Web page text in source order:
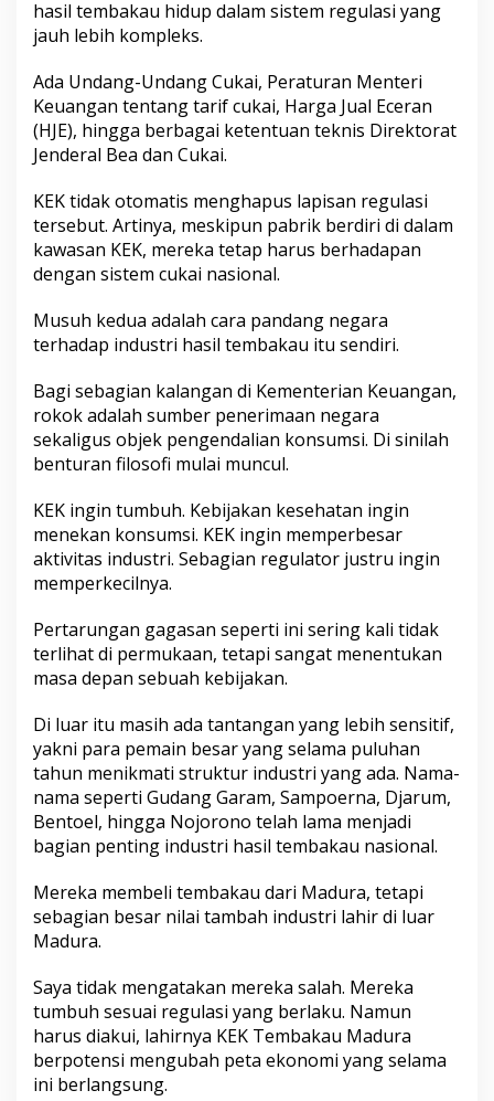
hasil tembakau hidup dalam sistem regulasi yang
jauh lebih kompleks.
Ada Undang-Undang Cukai, Peraturan Menteri
Keuangan tentang tarif cukai, Harga Jual Eceran
(HJE), hingga berbagai ketentuan teknis Direktorat
Jenderal Bea dan Cukai.
KEK tidak otomatis menghapus lapisan regulasi
tersebut. Artinya, meskipun pabrik berdiri di dalam
kawasan KEK, mereka tetap harus berhadapan
dengan sistem cukai nasional.
Musuh kedua adalah cara pandang negara
terhadap industri hasil tembakau itu sendiri.
Bagi sebagian kalangan di Kementerian Keuangan,
rokok adalah sumber penerimaan negara
sekaligus objek pengendalian konsumsi. Di sinilah
benturan filosofi mulai muncul.
KEK ingin tumbuh. Kebijakan kesehatan ingin
menekan konsumsi. KEK ingin memperbesar
aktivitas industri. Sebagian regulator justru ingin
memperkecilnya.
Pertarungan gagasan seperti ini sering kali tidak
terlihat di permukaan, tetapi sangat menentukan
masa depan sebuah kebijakan.
Di luar itu masih ada tantangan yang lebih sensitif,
yakni para pemain besar yang selama puluhan
tahun menikmati struktur industri yang ada. Nama-
nama seperti Gudang Garam, Sampoerna, Djarum,
Bentoel, hingga Nojorono telah lama menjadi
bagian penting industri hasil tembakau nasional.
Mereka membeli tembakau dari Madura, tetapi
sebagian besar nilai tambah industri lahir di luar
Madura.
Saya tidak mengatakan mereka salah. Mereka
tumbuh sesuai regulasi yang berlaku. Namun
harus diakui, lahirnya KEK Tembakau Madura
berpotensi mengubah peta ekonomi yang selama
ini berlangsung.